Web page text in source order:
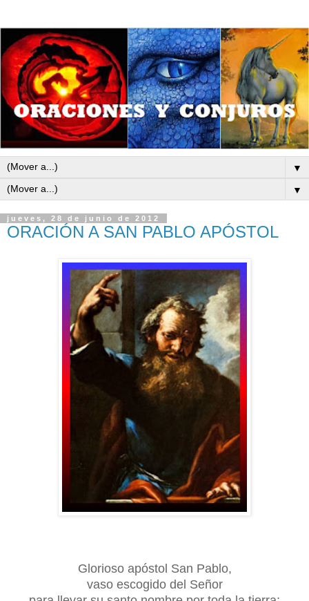
▼
▼
jueves, 28 de junio de 2012
ORACIÓN A SAN PABLO APÓSTOL
Glorioso apóstol San Pablo,
vaso escogido del Señor